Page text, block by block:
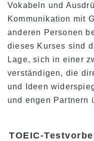
Vokabeln und
Kommunikation mit
anderen Personen
dieses Kurses sind
Lage, sich in einer
verständigen, die
und Ideen
und engen Partnern
TOEIC-